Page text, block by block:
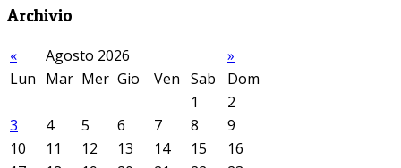
Archivio
« Agosto 2026
»
Lun Mar Mer Gio Ven Sab
Dom
1
2
3
4 5 6 7 8
9
10
11 12 13 14 15
16